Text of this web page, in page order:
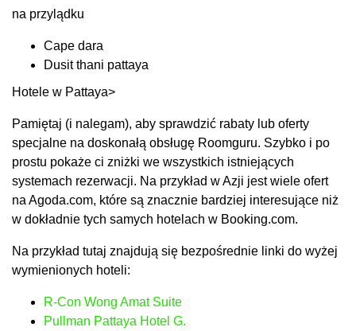
na przylądku
Cape dara
Dusit thani pattaya
Hotele w Pattaya>
Pamiętaj (i nalegam), aby sprawdzić rabaty lub oferty
specjalne na doskonałą obsługę Roomguru. Szybko i po
prostu pokaże ci zniżki we wszystkich istniejących
systemach rezerwacji. Na przykład w Azji jest wiele ofert
na Agoda.com, które są znacznie bardziej interesujące niż
w dokładnie tych samych hotelach w Booking.com.
Na przykład tutaj znajdują się bezpośrednie linki do wyżej
wymienionych hoteli:
R-Con Wong Amat Suite
Pullman Pattaya Hotel G.